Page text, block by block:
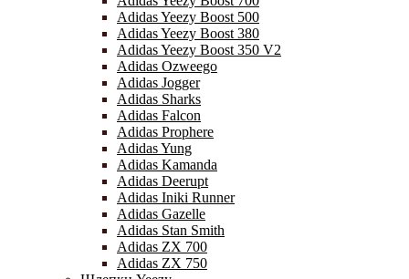
Adidas Yeezy Boost 500
Adidas Yeezy Boost 380
Adidas Yeezy Boost 350 V2
Adidas Ozweego
Adidas Jogger
Adidas Sharks
Adidas Falcon
Adidas Prophere
Adidas Yung
Adidas Kamanda
Adidas Deerupt
Adidas Iniki Runner
Adidas Gazelle
Adidas Stan Smith
Adidas ZX 700
Adidas ZX 750